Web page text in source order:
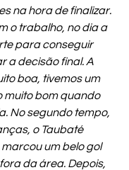
na hora de finalizar.
o trabalho, no dia a
para conseguir
a decisão final. A
boa, tivemos um
muito bom quando
No segundo tempo,
o Taubaté
um belo gol
da área. Depois,